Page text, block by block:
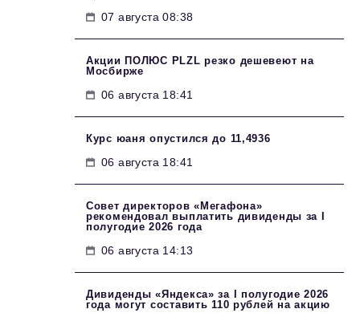
07 августа 08:38
Акции ПОЛЮС PLZL резко дешевеют на
Мосбирже
06 августа 18:41
Курс юаня опустился до 11,4936
06 августа 18:41
Совет директоров «Мегафона»
рекомендовал выплатить дивиденды за I
полугодие 2026 года
06 августа 14:13
Дивиденды «Яндекса» за I полугодие 2026
года могут составить 110 рублей на акцию